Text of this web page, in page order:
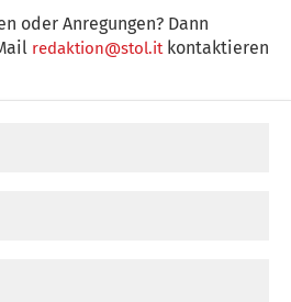
oder Anregungen? Dann
redaktion@stol.itkontaktieren